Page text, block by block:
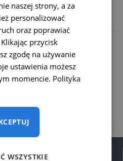
DO KOSZYKA
odpowiedni do
108)
(MON-112)
(MON-110)
naszej strony, a za
personalizować
oraz poprawiać
przycisk
zgodę na używanie
ustawienia możesz
momencie. Polityka
WSZYSTKIE